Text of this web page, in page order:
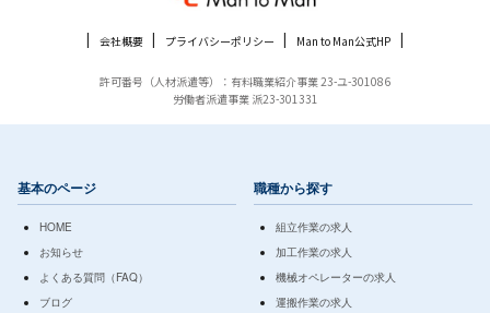
会社概要 プライバシーポリシー Man to Man公式HP
許可番号（人材派遣等）：有料職業紹介事業 23-ユ-301086
労働者派遣事業 派23-301331
基本のページ
HOME
お知らせ
よくある質問（FAQ）
ブログ
職種から探す
組立作業の求人
加工作業の求人
機械オペレーターの求人
運搬作業の求人